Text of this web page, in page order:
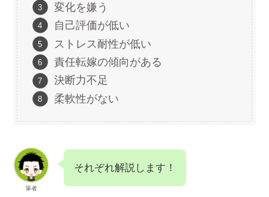
変化を嫌う
自己評価が低い
ストレス耐性が低い
責任転嫁の傾向がある
決断力不足
柔軟性がない
筆者
それぞれ解説します！